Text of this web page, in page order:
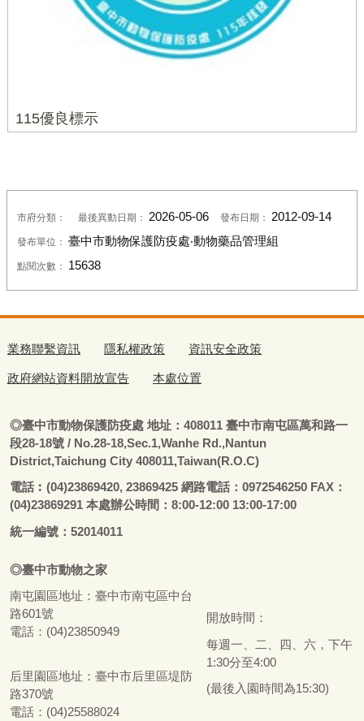
115優良標示
市府分類： 最後異動日期： 2026-05-06 發布日期： 2012-09-14
發布單位： 臺中市動物保護防疫處‧動物藥品管理組
點閱次數： 15638
業務聯繫資訊 隱私權政策 資訊安全政策
政府網站資料開放宣告 本處位置
◎臺中市動物保護防疫處地址：408011 臺中市南屯區萬和路一
段28-18號 / No.28-18,Sec.1,Wanhe Rd.,Nantun
District,Taichung City 408011,Taiwan(R.O.C)
電話︰ (04)23869420, 23869425 網路電話：0972546250 FAX：
(04)23869291 本處辦公時間：8:00-12:00 13:00-17:00
統一編號：52014011
◎臺中市動物之家
南屯園區地址： 臺中市南屯區中台
路601號
電話：(04)23850949
后里園區地址： 臺中市后里區堤防
路370號
電話：(04)25588024
開放時間：
每週一、二、四、六，下午
1:30分至4:00
(最後入園時間為15:30)